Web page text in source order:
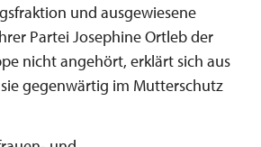
und ausgewiesene
Partei Josephine Ortleb der
nicht angehört, erklärt sich aus
sie gegenwärtig im Mutterschutz